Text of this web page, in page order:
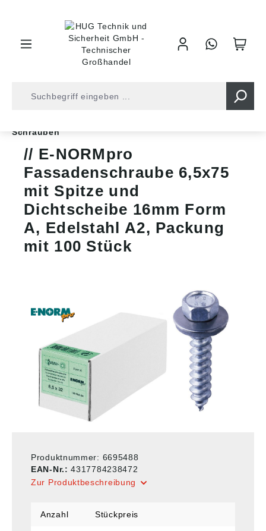
Schrauben
E-NORMpro
Fassadenschraube 6,5x75
mit Spitze und
Dichtscheibe 16mm Form
A, Edelstahl A2, Packung
mit 100 Stück
Produktnummer: 6695488
EAN-Nr.:4317784238472
Zur Produktbeschreibung
Anzahl Stückpreis